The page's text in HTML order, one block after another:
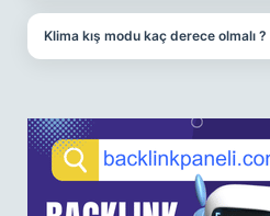
Klima kış modu kaç derece olmalı ?